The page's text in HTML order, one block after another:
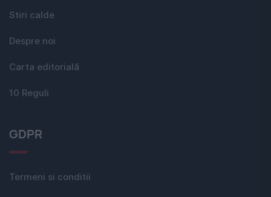
Stiri calde
Despre noi
Carta editorială
10 Reguli
GDPR
Termeni si conditii